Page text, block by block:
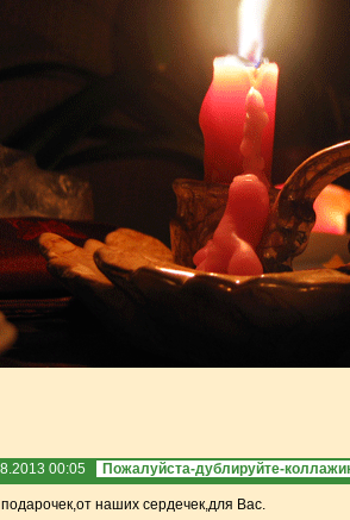
00:05 Пожалуйста-дублируйте-
наших сердечек,для Вас.